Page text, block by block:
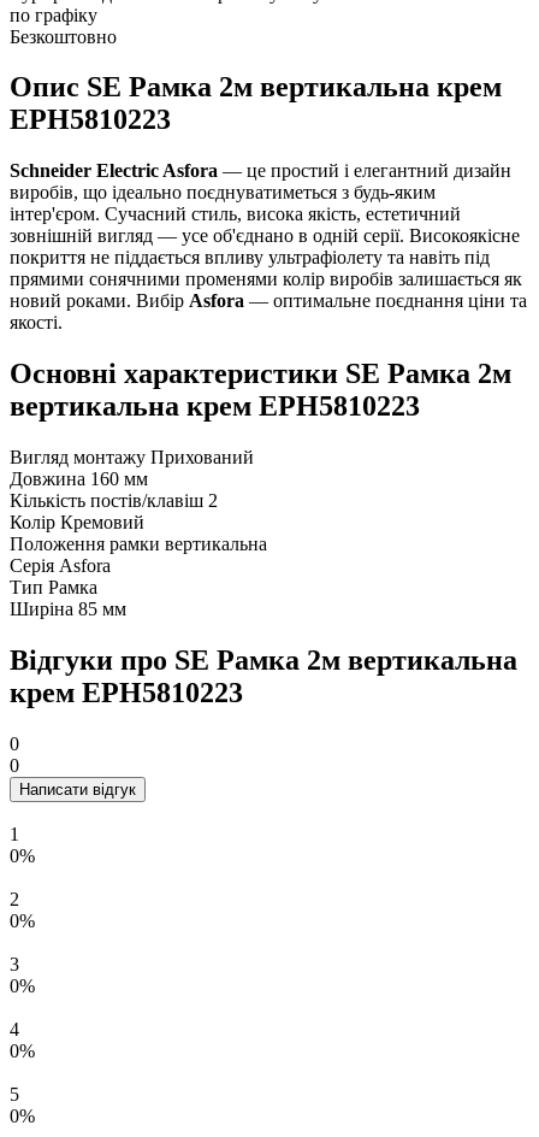
по графіку
Безкоштовно
Опис SE Рамка 2м вертикальна крем
EPH5810223
Schneider Electric Asfora — це простий і елегантний дизайн
виробів, що ідеально поєднуватиметься з будь-яким
інтер'єром. Сучасний стиль, висока якість, естетичний
зовнішній вигляд — усе об'єднано в одній серії. Високоякісне
покриття не піддається впливу ультрафіолету та навіть під
прямими сонячними променями колір виробів залишається як
новий роками. Вибір Asfora — оптимальне поєднання ціни та
якості.
Основні характеристики SE Рамка 2м
вертикальна крем EPH5810223
Вигляд монтажу Прихований
Довжина 160 мм
Кількість постів/клавіш 2
Колір Кремовий
Положення рамки вертикальна
Серія Asfora
Тип Рамка
Ширіна 85 мм
Відгуки про SE Рамка 2м вертикальна
крем EPH5810223
0
0
Написати відгук
1
0%
2
0%
3
0%
4
0%
5
0%